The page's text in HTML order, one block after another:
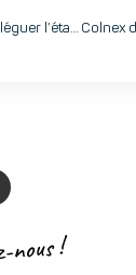
MoveCheck : déléguer l’état des lieux, enfin simplement
nous !